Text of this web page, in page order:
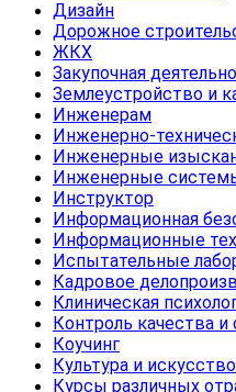
Дизайн
Дорожное
ЖКХ
Закупочная
Землеустройство и
Инженерам
Инженерно-
Инженерные
Инженерные
Инструктор
Информационная
Информационные
Испытательные
Кадровое
Клиническая
Контроль качества и
Коучинг
Культура и искусство
Курсы различных